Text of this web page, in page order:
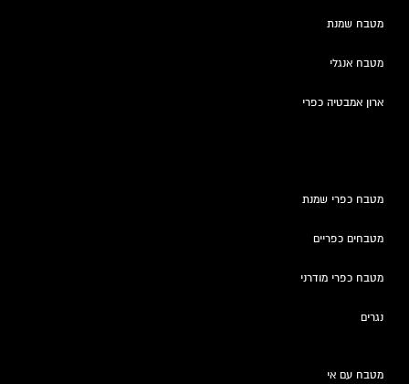
מטבח שמנת
מטבח אנגלי
ארון אמבטיה כפרי
מטבח כפרי שמנת
מטבחים כפריים
מטבח כפרי מודרני
נגרים
מטבח עם אי